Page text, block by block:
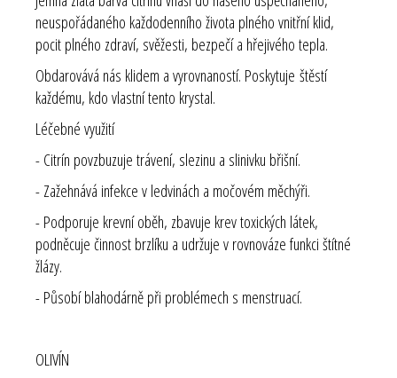
neuspořádaného každodenního života plného vnitřní klid,
pocit plného zdraví, svěžesti, bezpečí a hřejivého tepla.
Obdarovává nás klidem a vyrovnaností. Poskytuje štěstí
každému, kdo vlastní tento krystal.
Léčebné využití
- Citrín povzbuzuje trávení, slezinu a slinivku břišní.
- Zažehnává infekce v ledvinách a močovém měchýři.
- Podporuje krevní oběh, zbavuje krev toxických látek,
podněcuje činnost brzlíku a udržuje v rovnováze funkci štítné
žlázy.
- Působí blahodárně při problémech s menstruací.
OLIVÍN